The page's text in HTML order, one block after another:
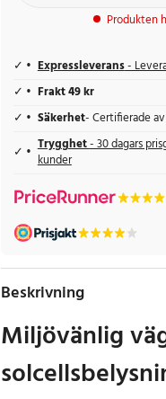
Produkten
Expressleverans-
Frakt 49 kr
Säkerhet- Certifierade
Trygghet- 30 dagars
kunder
Beskrivning
Miljövänlig